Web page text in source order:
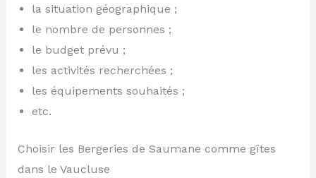
la situation géographique ;
le nombre de personnes ;
le budget prévu ;
les activités recherchées ;
les équipements souhaités ;
etc.
Choisir les Bergeries de Saumane comme gîtes
dans le Vaucluse